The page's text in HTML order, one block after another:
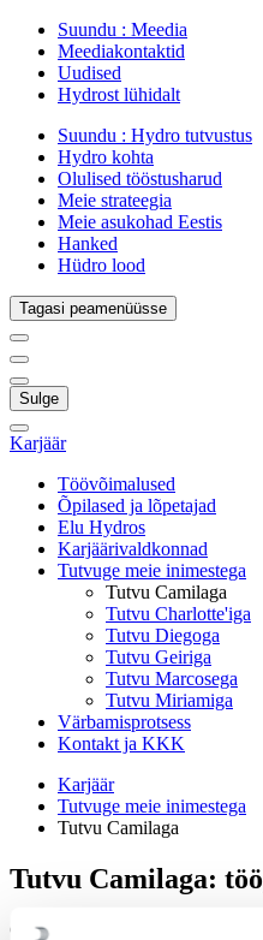
Suundu : Meedia
Meediakontaktid
Uudised
Hydrost lühidalt
Suundu : Hydro tutvustus
Hydro kohta
Olulised tööstusharud
Meie strateegia
Meie asukohad Eestis
Hanked
Hüdro lood
Tagasi peamenüüsse
Sulge
Karjäär
Töövõimalused
Õpilased ja lõpetajad
Elu Hydros
Karjäärivaldkonnad
Tutvuge meie inimestega
Tutvu Camilaga
Tutvu Charlotte'iga
Tutvu Diegoga
Tutvu Geiriga
Tutvu Marcosega
Tutvu Miriamiga
Värbamisprotsess
Kontakt ja KKK
Karjäär
Tutvuge meie inimestega
Tutvu Camilaga
Tutvu Camilaga:
Camila on kontoris tuntud kui